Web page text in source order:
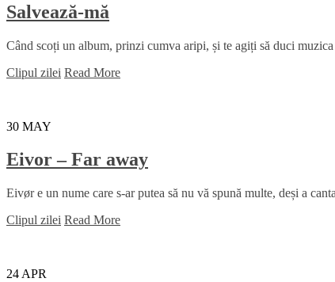
Salvează-mă
Când scoți un album, prinzi cumva aripi, și te agiți să duci
Clipul zilei Read More
30 MAY
Eivor – Far away
Eivør e un nume care s-ar putea să nu vă spună multe, deși a
Clipul zilei Read More
24 APR